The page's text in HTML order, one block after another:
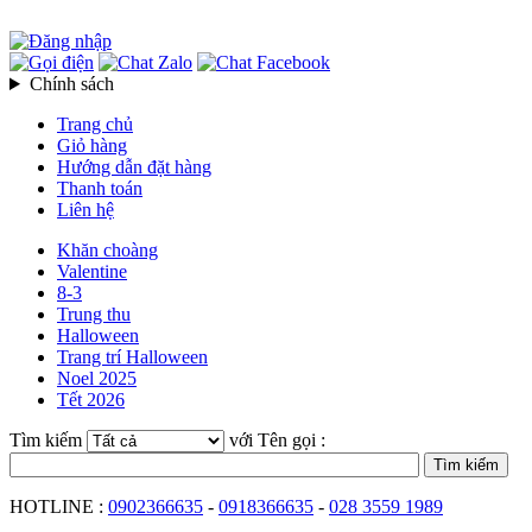
Chính sách
Trang chủ
Giỏ hàng
Hướng dẫn đặt hàng
Thanh toán
Liên hệ
Khăn choàng
Valentine
8-3
Trung thu
Halloween
Trang trí Halloween
Noel 2025
Tết 2026
Tìm kiếm
với Tên gọi :
HOTLINE : 0902366635 - 0918366635 - 028 3559 1989